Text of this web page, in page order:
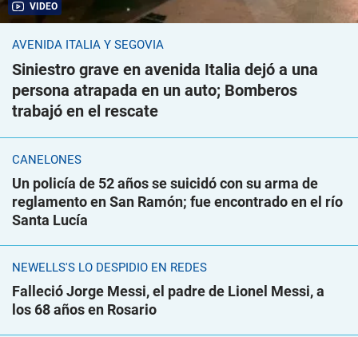
VIDEO
AVENIDA ITALIA Y SEGOVIA
Siniestro grave en avenida Italia dejó a una
persona atrapada en un auto; Bomberos
trabajó en el rescate
CANELONES
Un policía de 52 años se suicidó con su arma de
reglamento en San Ramón; fue encontrado en el río
Santa Lucía
NEWELLS'S LO DESPIDIÓ EN REDES
Falleció Jorge Messi, el padre de Lionel Messi, a
los 68 años en Rosario